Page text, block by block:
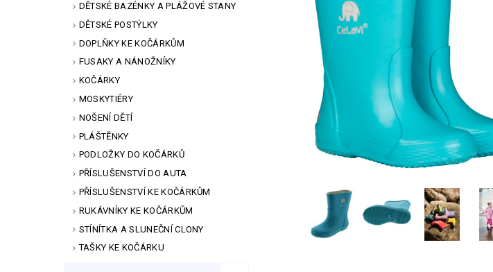
DĚTSKÉ BAZÉNKY A PLÁŽOVÉ STANY
DĚTSKÉ POSTÝLKY
DOPLŇKY KE KOČÁRKŮM
FUSAKY A NÁNOŽNÍKY
KOČÁRKY
MOSKYTIÉRY
NOŠENÍ DĚTÍ
PLÁŠTĚNKY
PODLOŽKY DO KOČÁRKŮ
PŘÍSLUŠENSTVÍ DO AUTA
PŘÍSLUŠENSTVÍ KE KOČÁRKŮM
RUKÁVNÍKY KE KOČÁRKŮM
STÍNÍTKA A SLUNEČNÍ CLONY
TAŠKY KE KOČÁRKU